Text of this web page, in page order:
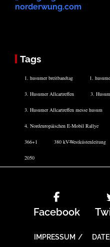
norderwung.com
Tags
1. husumer breitbandtag 1.
3. Husumer Allcartreffen 3.
3. Husumer Allcartreffen messe husum
4. Nordeuropäischen E-Mobil Rallye
366+1 380 kV-Westküstenleitung
2050
Facebook
IMPRESSUM